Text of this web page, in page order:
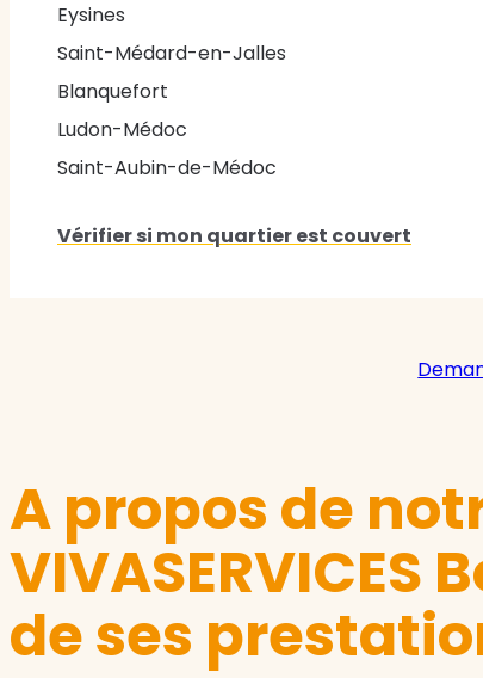
Eysines
Saint-Médard-en-Jalles
Blanquefort
Ludon-Médoc
Saint-Aubin-de-Médoc
Vérifier si mon quartier est couvert
A propos de
VIVASERVICES
de ses